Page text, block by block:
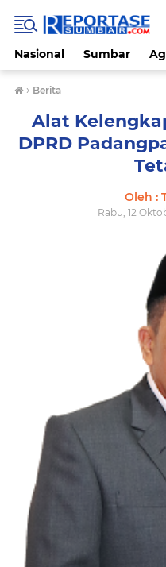
Nasional Sumbar
› Berita
Alat
DPRD
Oleh :
Rabu, 12